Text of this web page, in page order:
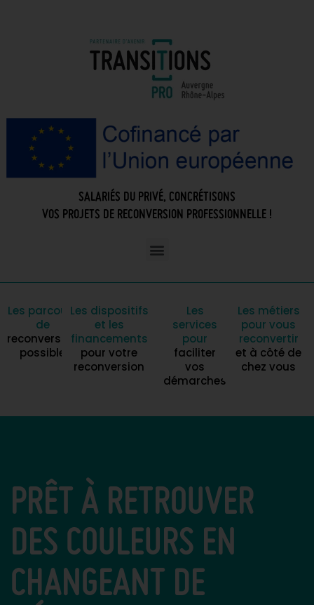
SALARIÉS DU PRIVÉ, CONCRÉTISONS
VOS PROJETS DE RECONVERSION PROFESSIONNELLE !
Les parcours
de
reconversion
possible
Les dispositifs
et les
financements
pour votre
reconversion
Les
services
pour
faciliter
vos
démarches
Les métiers
pour vous
reconvertir
et à côté de
chez vous
PRÊT À RETROUVER
DES COULEURS EN
CHANGEANT DE